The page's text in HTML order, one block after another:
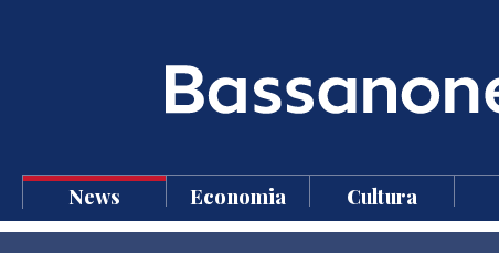
News Economia Cultura